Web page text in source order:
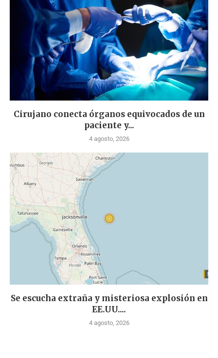
Cirujano conecta órganos equivocados de un
paciente y...
4 agosto, 2026
Se escucha extraña y misteriosa explosión en
EE.UU....
4 agosto, 2026